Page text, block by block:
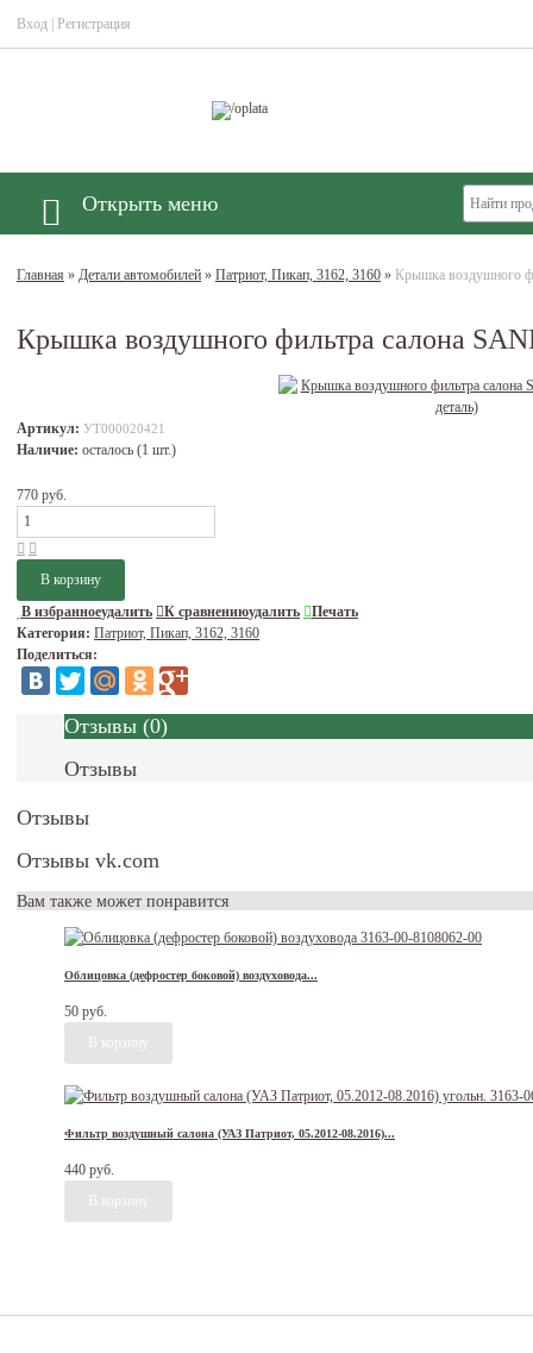
Вход Регистрация
Открыть меню
Главная » Детали автомобилей » Патриот, Пикап, 3162, 3160 » Крышка воздушного
Крышка воздушного фильтра салона
Артикул: УТ000020421
Наличие: осталось (1 шт.)
770 руб.
В избранноеудалить К сравнениюудалить
Печать
Категория: Патриот, Пикап, 3162, 3160
Поделиться:
Отзывы (0)
Отзывы
Отзывы
Отзывы vk.com
Вам также может понравится
Облицовка (дефростер боковой) воздуховода...
50 руб.
Фильтр воздушный салона (УАЗ Патриот, 05.2012-08.2016)...
440 руб.